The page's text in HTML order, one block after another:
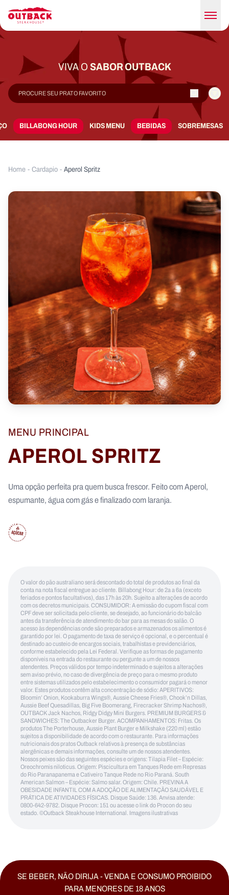
VIVA OSABOR OUTBACK
BILLABONG HOUR KIDS MENU BEBIDAS SOBREMESAS
Home-Cardapio-Aperol Spritz
MENU PRINCIPAL
APEROL SPRITZ
Uma opção perfeita pra quem busca frescor. Feito com Aperol,
espumante, água com gás e finalizado com laranja.
O valor do pão australiano será descontado do total de produtos ao final da
conta na nota fiscal entregue ao cliente. Billabong Hour: de 2a a 6a (exceto
feriados e pontos facultativos), das 17h às 20h. Sujeito a alterações de acordo
com os decretos municipais. CONSUMIDOR: A emissão do cupom fiscal com
CPF deve ser solicitada pelo cliente, se desejado, ao funcionário do balcão
antes da transferência de atendimento do bar para as mesas do salão. O
acesso às dependências onde são preparados e armazenados os alimentos é
garantido por lei. O pagamento de taxa de serviço é opcional, e o percentual é
destinado ao custeio de encargos sociais, trabalhistas e previdenciários,
conforme estabelecido pela Lei Federal. Verifique as formas de pagamento
disponíveis na entrada do restaurante ou pergunte a um de nossos
atendentes. Preços válidos por tempo indeterminado e sujeitos a alterações
sem aviso prévio, no caso de divergência de preço para o mesmo produto
entre sistemas utilizados pelo estabelecimento o consumidor pagará o menor
valor. Estes produtos contêm alta concentração de sódio: APERITIVOS:
Bloomin’ Onion, Kookaburra Wings®, Aussie Cheese Fries®, Chook’n Dillas,
Aussie Beef Quesadillas, Big Five Boomerang, Firecracker Shrimp Nachos®,
OUTBACK Jack Nachos, Ridgy Didgy Mini Burgers. PREMIUM BURGERS &
SANDWICHES: The Outbacker Burger. ACOMPANHAMENTOS: Fritas. Os
produtos The Porterhouse, Aussie Plant Burger e Milkshake (220 ml) estão
sujeitos a disponibilidade de acordo com o restaurante. Para informações
nutricionais dos pratos Outback relativos à presença de substâncias
alergênicas e demais informações, consulte um de nossos atendentes.
Nossos peixes são das seguintes espécies e origens: Tilapia Filet – Espécie:
Oreochromis niloticus. Origem: Piscicultura em Tanques Rede em Represas
do Rio Paranapanema e Cativeiro Tanque Rede no Rio Paraná. South
American Salmon – Espécie: Salmo salar. Origem: Chile. PREVINA A
OBESIDADE INFANTIL COM A ADOÇÃO DE ALIMENTAÇÃO SAUDÁVEL E
PRÁTICA DE ATIVIDADES FÍSICAS. Disque Saúde: 136. Anvisa atende:
0800-642-9782. Disque Procon: 151 ou acesse o link do Procon do seu
estado. ©Outback Steakhouse International. Imagens ilustrativas
SE BEBER, NÃO DIRIJA - VENDA E CONSUMO PROIBIDO
PARA MENORES DE 18 ANOS